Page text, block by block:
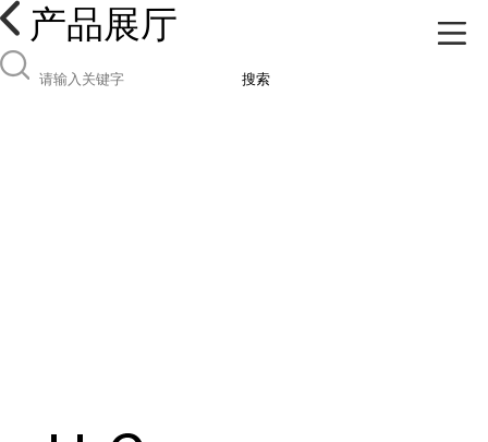
产品展厅
搜索